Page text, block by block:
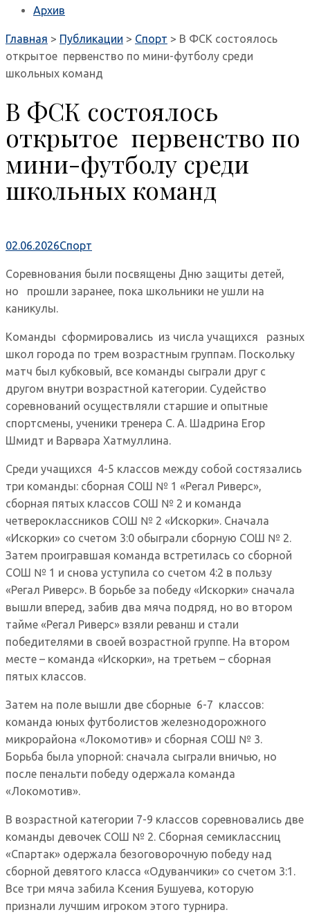
Архив
Главная > Публикации > Спорт > В ФСК состоялось
открытое первенство по мини-футболу среди
школьных команд
В ФСК состоялось
открытое первенство по
мини-футболу среди
школьных команд
02.06.2026Спорт
Соревнования были посвящены Дню защиты детей,
но прошли заранее, пока школьники не ушли на
каникулы.
Команды сформировались из числа учащихся разных
школ города по трем возрастным группам. Поскольку
матч был кубковый, все команды сыграли друг с
другом внутри возрастной категории. Судейство
соревнований осуществляли старшие и опытные
спортсмены, ученики тренера С. А. Шадрина Егор
Шмидт и Варвара Хатмуллина.
Среди учащихся 4-5 классов между собой состязались
три команды: сборная СОШ № 1 «Регал Риверс»,
сборная пятых классов СОШ № 2 и команда
четвероклассников СОШ № 2 «Искорки». Сначала
«Искорки» со счетом 3:0 обыграли сборную СОШ № 2.
Затем проигравшая команда встретилась со сборной
СОШ № 1 и снова уступила со счетом 4:2 в пользу
«Регал Риверс». В борьбе за победу «Искорки» сначала
вышли вперед, забив два мяча подряд, но во втором
тайме «Регал Риверс» взяли реванш и стали
победителями в своей возрастной группе. На втором
месте – команда «Искорки», на третьем – сборная
пятых классов.
Затем на поле вышли две сборные 6-7 классов:
команда юных футболистов железнодорожного
микрорайона «Локомотив» и сборная СОШ № 3.
Борьба была упорной: сначала сыграли вничью, но
после пенальти победу одержала команда
«Локомотив».
В возрастной категории 7-9 классов соревновались две
команды девочек СОШ № 2. Сборная семиклассниц
«Спартак» одержала безоговорочную победу над
сборной девятого класса «Одуванчики» со счетом 3:1.
Все три мяча забила Ксения Бушуева, которую
признали лучшим игроком этого турнира.